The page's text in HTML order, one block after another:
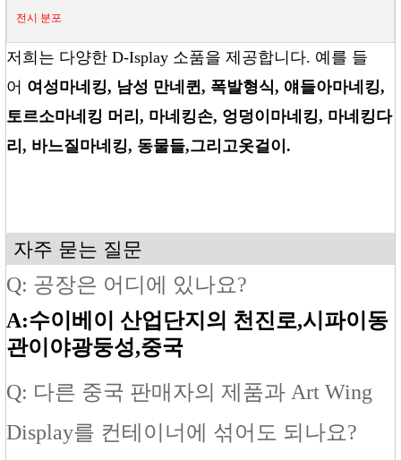
전시 분포
저희는 다양한 D-Isplay 소품을 제공합니다. 예를 들
어 여성마네킹, 남성 만네 퀸, 폭발형식, 얘들아마네킹,
토르소마네킹 머리 , 마네킹손, 엉덩이 마네킹, 마네킹다
리 , 바느질마네킹, 동물들,그리고옷걸이.
자주 묻는 질문
Q: 공장은 어디에 있나요?
A:수이베이 산업단지의 천진로,시파이 동
관이야광둥성,중국
Q: 다른 중국 판매자의 제품과 Art Wing
Display를 컨테이너에 섞어도 되나요?